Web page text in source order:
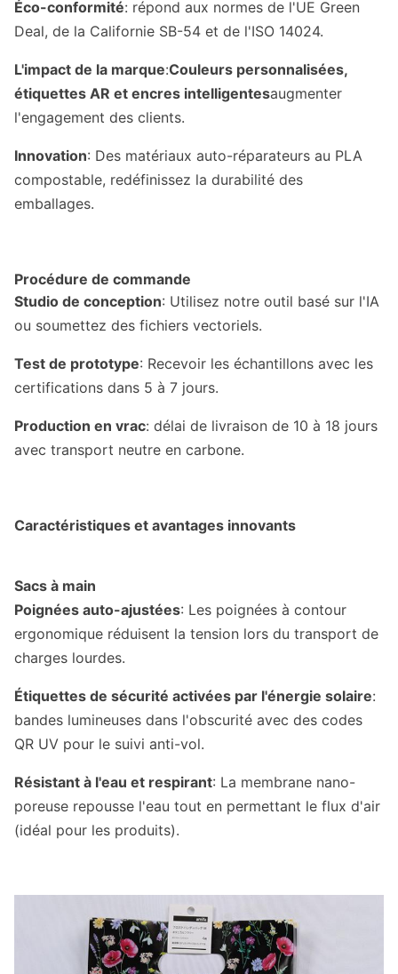
Éco-conformité: répond aux normes de l'UE Green
Deal, de la Californie SB-54 et de l'ISO 14024.
L'impact de la marque:Couleurs personnalisées,
étiquettes AR et encres intelligentesaugmenter
l'engagement des clients.
Innovation: Des matériaux auto-réparateurs au PLA
compostable, redéfinissez la durabilité des
emballages.
Procédure de commande
Studio de conception: Utilisez notre outil basé sur l'IA
ou soumettez des fichiers vectoriels.
Test de prototype: Recevoir les échantillons avec les
certifications dans 5 à 7 jours.
Production en vrac: délai de livraison de 10 à 18 jours
avec transport neutre en carbone.
Caractéristiques et avantages innovants
Sacs à main
Poignées auto-ajustées: Les poignées à contour
ergonomique réduisent la tension lors du transport de
charges lourdes.
Étiquettes de sécurité activées par l'énergie solaire:
bandes lumineuses dans l'obscurité avec des codes
QR UV pour le suivi anti-vol.
Résistant à l'eau et respirant: La membrane nano-
poreuse repousse l'eau tout en permettant le flux d'air
(idéal pour les produits).